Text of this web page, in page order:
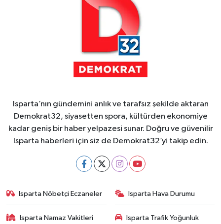
Isparta’nın gündemini anlık ve tarafsız şekilde aktaran
Demokrat32, siyasetten spora, kültürden ekonomiye
kadar geniş bir haber yelpazesi sunar. Doğru ve güvenilir
Isparta haberleri için siz de Demokrat32’yi takip edin.
Isparta Nöbetçi Eczaneler Isparta Hava Durumu
Isparta Namaz Vakitleri
Isparta Trafik Yoğunluk